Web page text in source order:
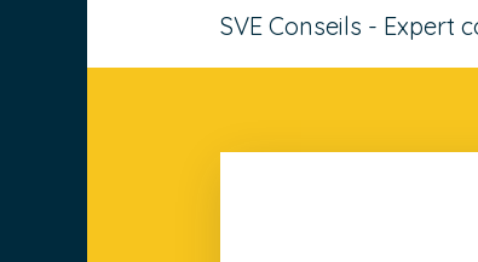
SVE Conseils - Expert